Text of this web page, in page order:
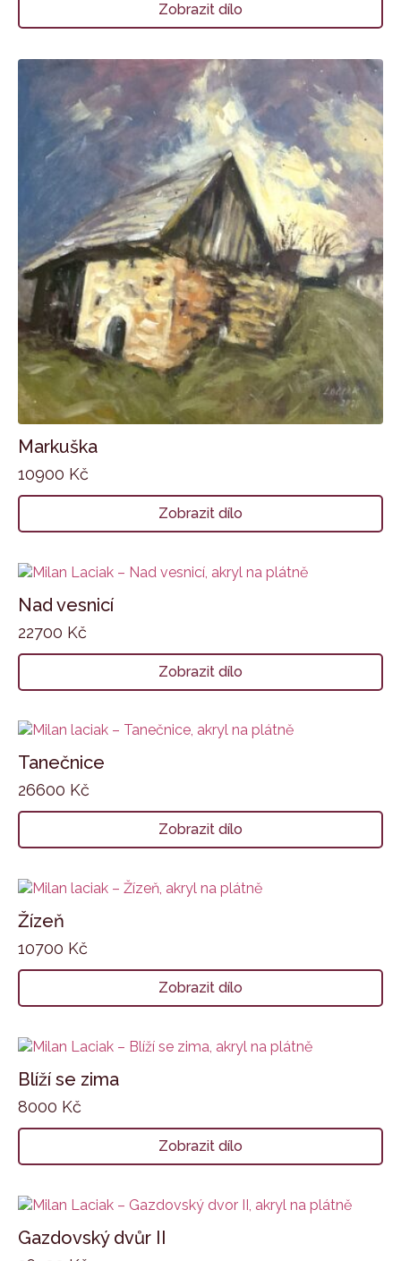
Zobrazit dílo
Markuška
10900 Kč
Zobrazit dílo
Nad vesnicí
22700 Kč
Zobrazit dílo
Tanečnice
26600 Kč
Zobrazit dílo
Žízeň
10700 Kč
Zobrazit dílo
Blíží se zima
8000 Kč
Zobrazit dílo
Gazdovský dvůr II